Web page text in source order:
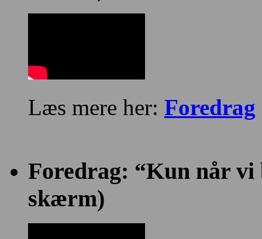
Læs mere her: Foredrag
Foredrag: “Kun når
skærm)